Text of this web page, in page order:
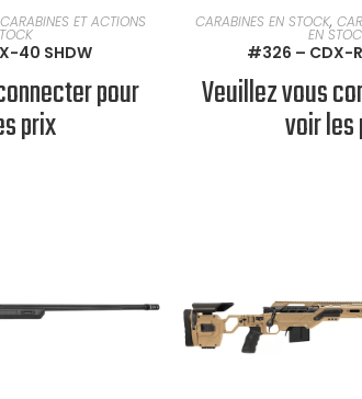
PLUS
CARABINES ET ACTIONS
40 SHDW
pour
prix
EN
CARABINES EN STOCK,
EN
#326 – CDX-
Veuillez vous
voir